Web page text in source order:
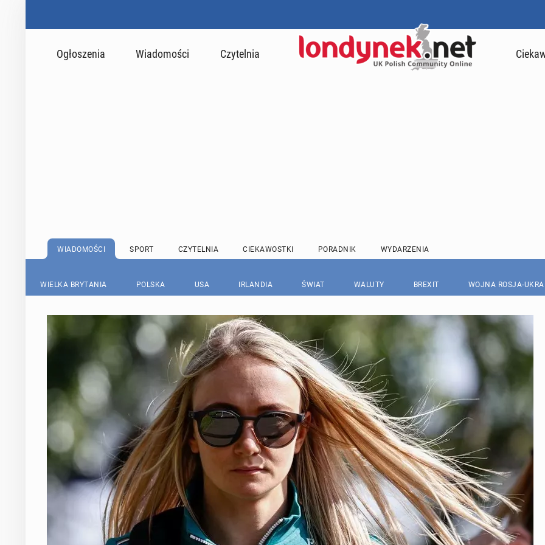
Ogłoszenia Wiadomości Czytelnia
WIADOMOŚCI SPORT CZYTELNIA CIEKAWOSTKI PORADNIK WYDARZENIA
WIELKA BRYTANIA POLSKA USA IRLANDIA ŚWIAT WALUTY BREXIT WOJNA ROSJA-